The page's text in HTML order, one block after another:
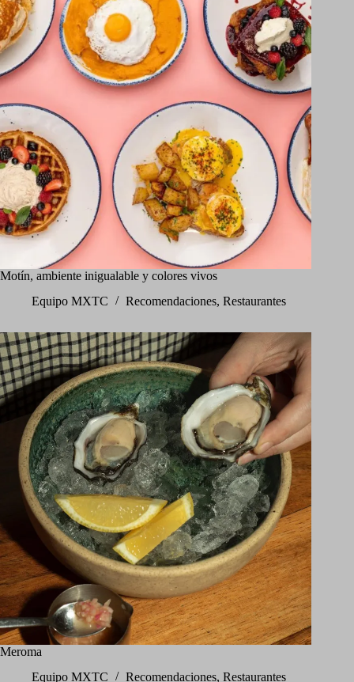
Motín, ambiente inigualable y colores vivos
Equipo MXTC
Recomendaciones, Restaurantes
Meroma
Equipo MXTC
Recomendaciones, Restaurantes